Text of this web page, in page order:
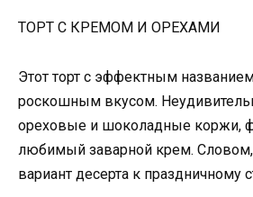
ТОРТ С КРЕМОМ И ОРЕХАМИ
Этот торт с эффектным
роскошным вкусом.
ореховые и шоколадные коржи,
любимый заварной крем.
вариант десерта к праздничному